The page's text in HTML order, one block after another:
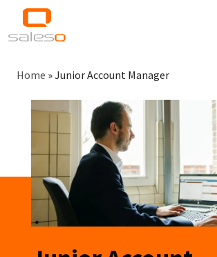
Overslaan
naar
inhoud
Kruimelpad
Home »Junior Account Manager